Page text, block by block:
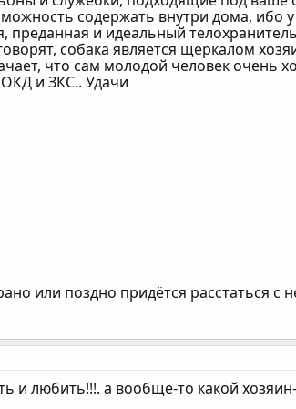
содержать внутри дома, ибо
преданная и идеальный
собака является щеркалом
что сам молодой человек очень
ОКД и ЗКС.. Удачи
или поздно придётся расстаться с
и любить!!!. а вообще-то какой